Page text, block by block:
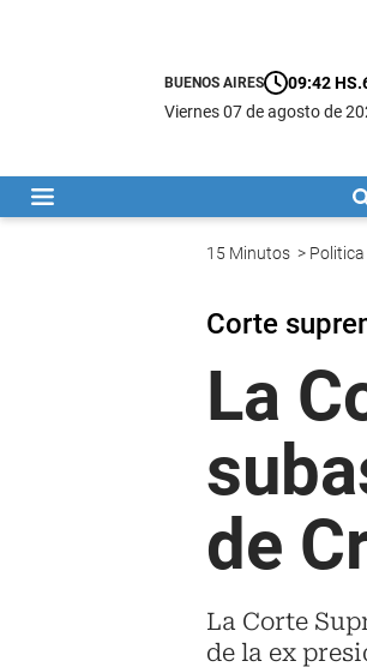
BUENOS AIRES 09:42 HS.
viernes 07 de agosto de
15 Minutos > Politica
Corte
La
de
La Corte
de la ex